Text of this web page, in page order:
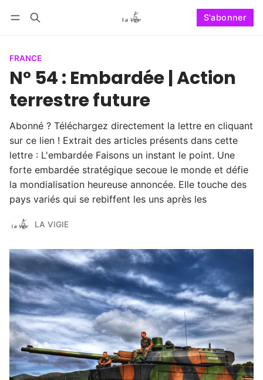
S'abonner
FRANCE
N° 54 : Embardée | Action
terrestre future
Abonné ? Téléchargez directement la lettre en cliquant
sur ce lien ! Extrait des articles présents dans cette
lettre : L'embardée Faisons un instant le point. Une
forte embardée stratégique secoue le monde et défie
la mondialisation heureuse annoncée. Elle touche des
pays variés qui se rebiffent les uns après les
LA VIGIE